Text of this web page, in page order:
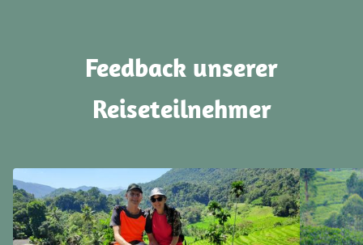
Feedback unserer
Reiseteilnehmer